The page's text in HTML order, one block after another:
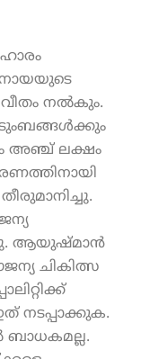
നായയുടെ
നല്‍കും.
അഞ്ച് ലക്ഷം
ആയുഷ്മാന്‍
ചികിത്സ
നടപ്പാക്കുക.
ബാധകമല്ല.